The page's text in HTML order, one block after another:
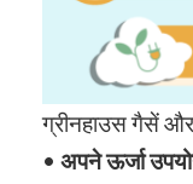
ग्रीनहाउस गैसें
• अपने ऊर्जा